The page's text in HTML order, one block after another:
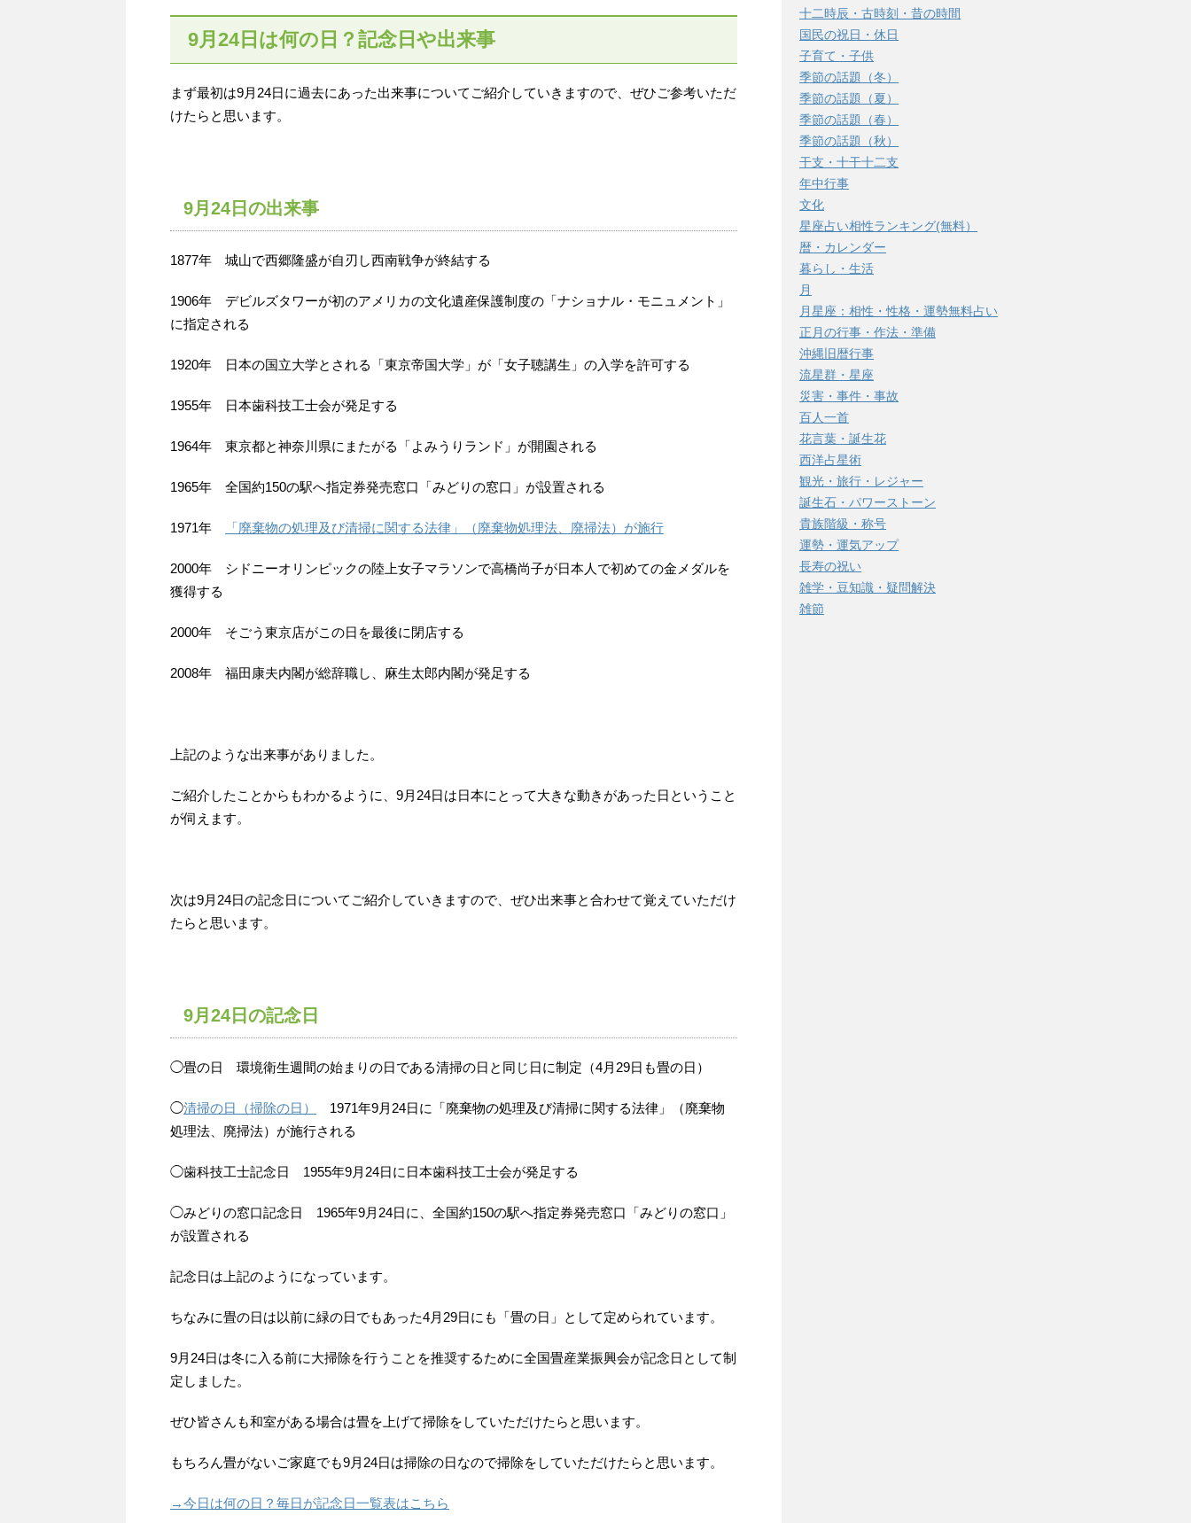
9月24日は何の日？記念日や出来事
まず最初は9月24日に過去にあった出来事についてご紹介していきますので、ぜひご参考いただ
けたらと思います。
9月24日の出来事
1877年 城山で西郷隆盛が自刃し西南戦争が終結する
1906年 デビルズタワーが初のアメリカの文化遺産保護制度の「ナショナル・モニュメント」
に指定される
1920年 日本の国立大学とされる「東京帝国大学」が「女子聴講生」の入学を許可する
1955年 日本歯科技工士会が発足する
1964年 東京都と神奈川県にまたがる「よみうりランド」が開園される
1965年 全国約150の駅へ指定券発売窓口「みどりの窓口」が設置される
1971年 「廃棄物の処理及び清掃に関する法律」（廃棄物処理法、廃掃法）が施行
2000年 シドニーオリンピックの陸上女子マラソンで高橋尚子が日本人で初めての金メダルを
獲得する
2000年 そごう東京店がこの日を最後に閉店する
2008年 福田康夫内閣が総辞職し、麻生太郎内閣が発足する
上記のような出来事がありました。
ご紹介したことからもわかるように、9月24日は日本にとって大きな動きがあった日ということ
が伺えます。
次は9月24日の記念日についてご紹介していきますので、ぜひ出来事と合わせて覚えていただけ
たらと思います。
9月24日の記念日
◯畳の日 環境衛生週間の始まりの日である清掃の日と同じ日に制定（4月29日も畳の日）
◯清掃の日（掃除の日）
1971年9月24日に「廃棄物の処理及び清掃に関する法律」（廃棄物
処理法、廃掃法）が施行される
◯歯科技工士記念日 1955年9月24日に日本歯科技工士会が発足する
◯みどりの窓口記念日 1965年9月24日に、全国約150の駅へ指定券発売窓口「みどりの窓口」
が設置される
記念日は上記のようになっています。
ちなみに畳の日は以前に緑の日でもあった4月29日にも「畳の日」として定められています。
9月24日は冬に入る前に大掃除を行うことを推奨するために全国畳産業振興会が記念日として制
定しました。
ぜひ皆さんも和室がある場合は畳を上げて掃除をしていただけたらと思います。
もちろん畳がないご家庭でも9月24日は掃除の日なので掃除をしていただけたらと思います。
→今日は何の日？毎日が記念日一覧表はこちら
十二時辰・古時刻・昔の時間
国民の祝日・休日
子育て・子供
季節の話題（冬）
季節の話題（夏）
季節の話題（春）
季節の話題（秋）
干支・十干十二支
年中行事
文化
星座占い相性ランキング(無料）
暦・カレンダー
暮らし・生活
月
月星座：相性・性格・運勢無料占い
正月の行事・作法・準備
沖縄旧暦行事
流星群・星座
災害・事件・事故
百人一首
花言葉・誕生花
西洋占星術
観光・旅行・レジャー
誕生石・パワーストーン
貴族階級・称号
運勢・運気アップ
長寿の祝い
雑学・豆知識・疑問解決
雑節